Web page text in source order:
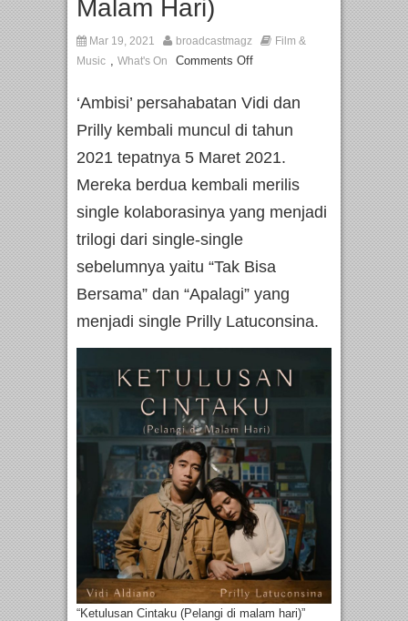
Malam Hari)
Mar 19, 2021 broadcastmagz
Film &
Music , What's On Comments Off
‘Ambisi’ persahabatan Vidi dan
Prilly kembali muncul di tahun
2021 tepatnya 5 Maret 2021.
Mereka berdua kembali merilis
single kolaborasinya yang menjadi
trilogi dari single-single
sebelumnya yaitu “Tak Bisa
Bersama” dan “Apalagi” yang
menjadi single Prilly Latuconsina.
“Ketulusan Cintaku (Pelangi di malam hari)”